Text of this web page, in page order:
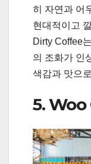
히 자연과 어
현대적이고
Dirty Coffee
의 조화가 인
색감과 맛으
5.